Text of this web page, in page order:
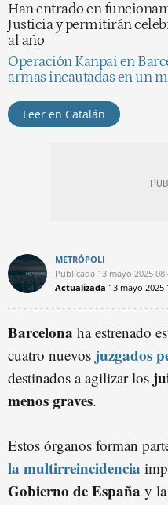
Han entrado en
Justicia y permitirán
al año
Operación Kanpai en
armas incautadas en un
Leer en Catalán
METRÓPOLI
Publicada 13 mayo 2025
Actualizada 13 mayo 2025
Barcelona ha estrenado
cuatro nuevos juzgados
destinados a agilizar los
menos graves.
Estos órganos forman
la multirreincidencia
Gobierno de España y la